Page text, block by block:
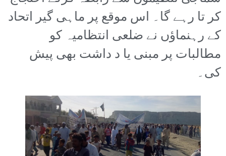
کر تا رہے گا۔ اس موقع پر ماہی گیر اتحاد
کے رہنماؤں نے ضلعی انتظامیہ کو
مطالبات پر مبنی یا د داشت بھی پیش
کی۔